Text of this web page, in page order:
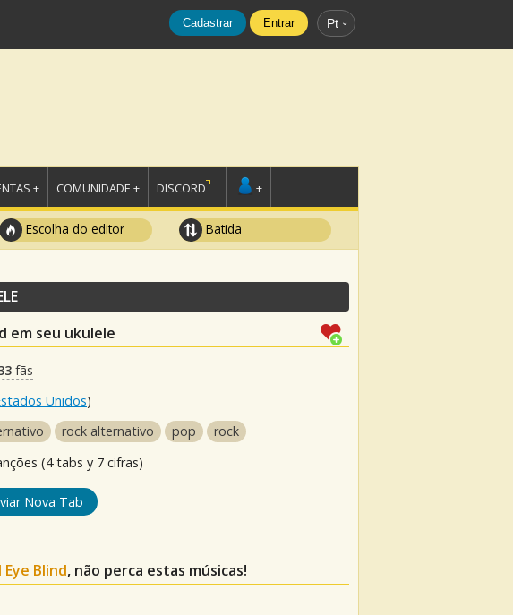
Cadastrar Entrar Pt
+ COMUNIDADE + DISCORD +
Escolha do editor Batida
em seu ukulele
fãs
Unidos)
rock alternativo pop
rock
(4 tabs y 7 cifras)
Nova Tab
Blind, não perca estas músicas!